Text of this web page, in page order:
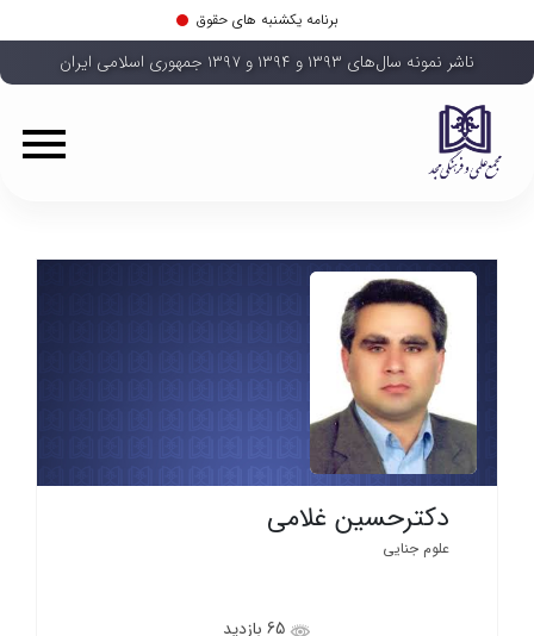
برنامه یکشنبه های حقوق
ناشر نمونه سال‌های ۱۳۹۳ و ۱۳۹۴ و ۱۳۹۷ جمهوری اسلامی ایران
دکترحسین غلامی
علوم جنایی